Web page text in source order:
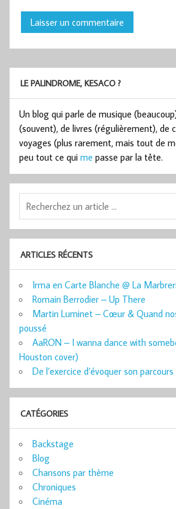
LE PALINDROME, KESACO ?
Un blog qui parle de musique
(souvent), de livres (régulièrement), de
voyages (plus rarement, mais tout de
peu tout ce qui me passe par la tête.
ARTICLES RÉCENTS
Irma en Carte Blanche @ La
Romain Berrodier – Up There
Martin Luminet – Cœur & Quand
poussé
AaRON – I wanna dance with
Houston cover)
De l’exercice d’évoquer son
CATÉGORIES
Backstage
Blog
Chansons par thème
Chroniques
Cinéma